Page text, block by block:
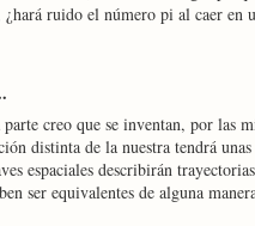
ruido el número pi al caer en
creo que se inventan, por las
distinta de la nuestra tendrá
espaciales describirán
ser equivalentes de alguna